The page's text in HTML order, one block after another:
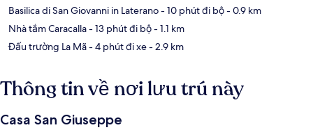
Basilica di San Giovanni in Laterano- 10 phút đi bộ- 0.9 km
Nhà tắm Caracalla- 13 phút đi bộ- 1.1 km
Đấu trường La Mã- 4 phút đi xe- 2.9 km
Thông tin về nơi lưu trú này
Casa San Giuseppe